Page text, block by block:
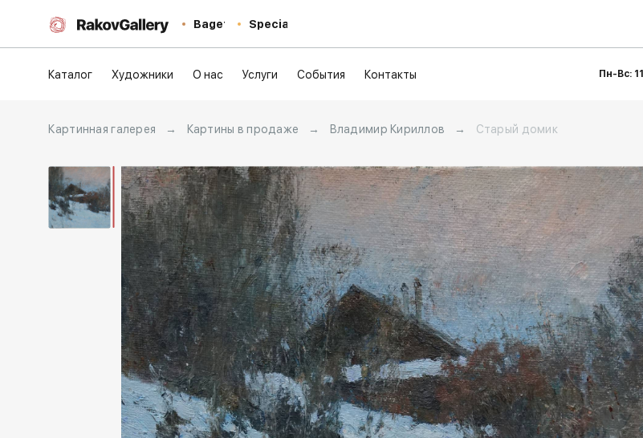
Baget Special
Каталог Художники О нас Услуги События Контакты Пн-Вс:
Картинная галерея → Картины в продаже → Владимир Кириллов → Старый домик